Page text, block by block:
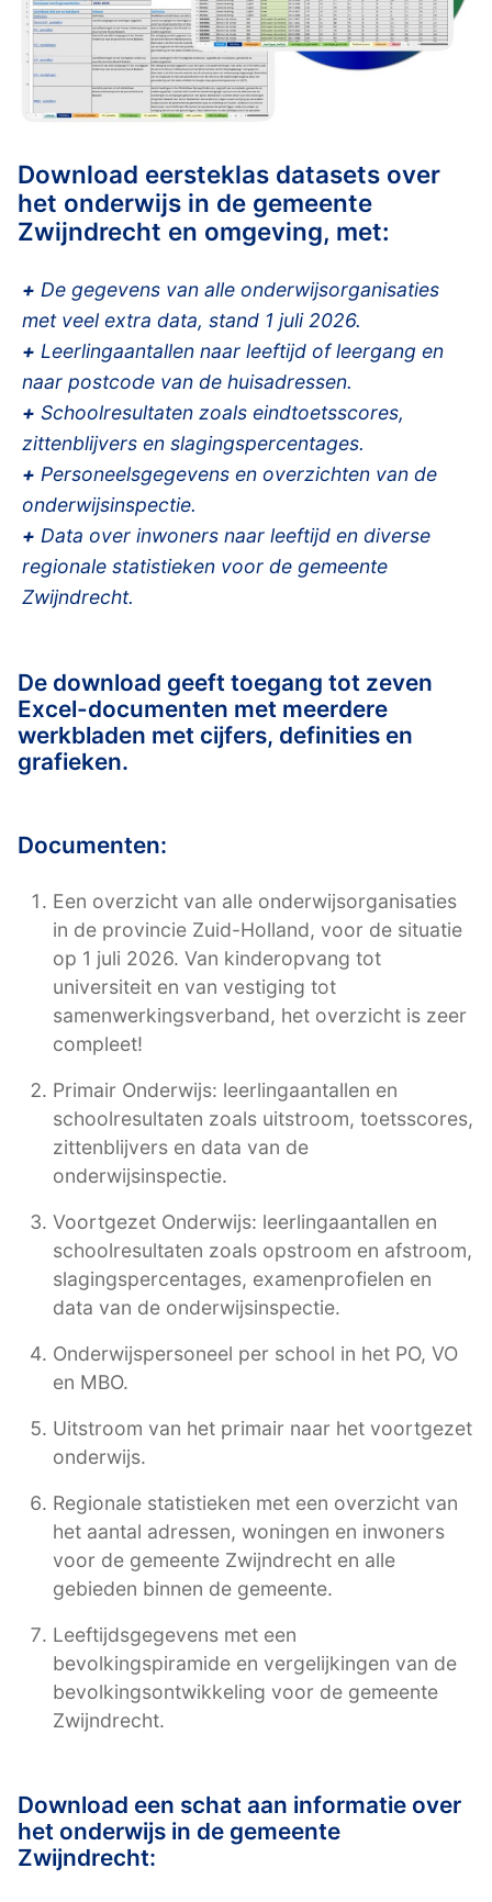
Download eersteklas datasets over
het onderwijs in de gemeente
Zwijndrecht en omgeving, met:
+ De gegevens van alle onderwijsorganisaties
met veel extra data, stand 1 juli 2026.
+ Leerlingaantallen naar leeftijd of leergang en
naar postcode van de huisadressen.
+ Schoolresultaten zoals eindtoetsscores,
zittenblijvers en slagingspercentages.
+ Personeelsgegevens en overzichten van de
onderwijsinspectie.
+ Data over inwoners naar leeftijd en diverse
regionale statistieken voor de gemeente
Zwijndrecht.
De download geeft toegang tot zeven
Excel-documenten met meerdere
werkbladen met cijfers, definities en
grafieken.
Documenten:
Een overzicht van alle onderwijsorganisaties
in de provincie Zuid-Holland, voor de situatie
op 1 juli 2026. Van kinderopvang tot
universiteit en van vestiging tot
samenwerkingsverband, het overzicht is zeer
compleet!
Primair Onderwijs: leerlingaantallen en
schoolresultaten zoals uitstroom, toetsscores,
zittenblijvers en data van de
onderwijsinspectie.
Voortgezet Onderwijs: leerlingaantallen en
schoolresultaten zoals opstroom en afstroom,
slagingspercentages, examenprofielen en
data van de onderwijsinspectie.
Onderwijspersoneel per school in het PO, VO
en MBO.
Uitstroom van het primair naar het voortgezet
onderwijs.
Regionale statistieken met een overzicht van
het aantal adressen, woningen en inwoners
voor de gemeente Zwijndrecht en alle
gebieden binnen de gemeente.
Leeftijdsgegevens met een
bevolkingspiramide en vergelijkingen van de
bevolkingsontwikkeling voor de gemeente
Zwijndrecht.
Download een schat aan informatie over
het onderwijs in de gemeente
Zwijndrecht: